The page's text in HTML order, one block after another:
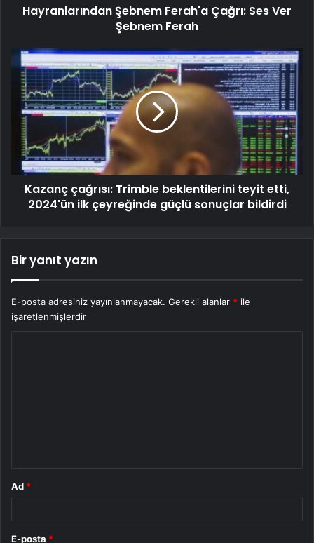
Hayranlarından Şebnem Ferah'a Çağrı: Ses Ver
Şebnem Ferah
Kazanç çağrısı: Trimble beklentilerini teyit etti,
2024'ün ilk çeyreğinde güçlü sonuçlar bildirdi
Bir yanıt yazın
E-posta adresiniz yayınlanmayacak. Gerekli alanlar * ile
işaretlenmişlerdir
Ad *
E-posta *